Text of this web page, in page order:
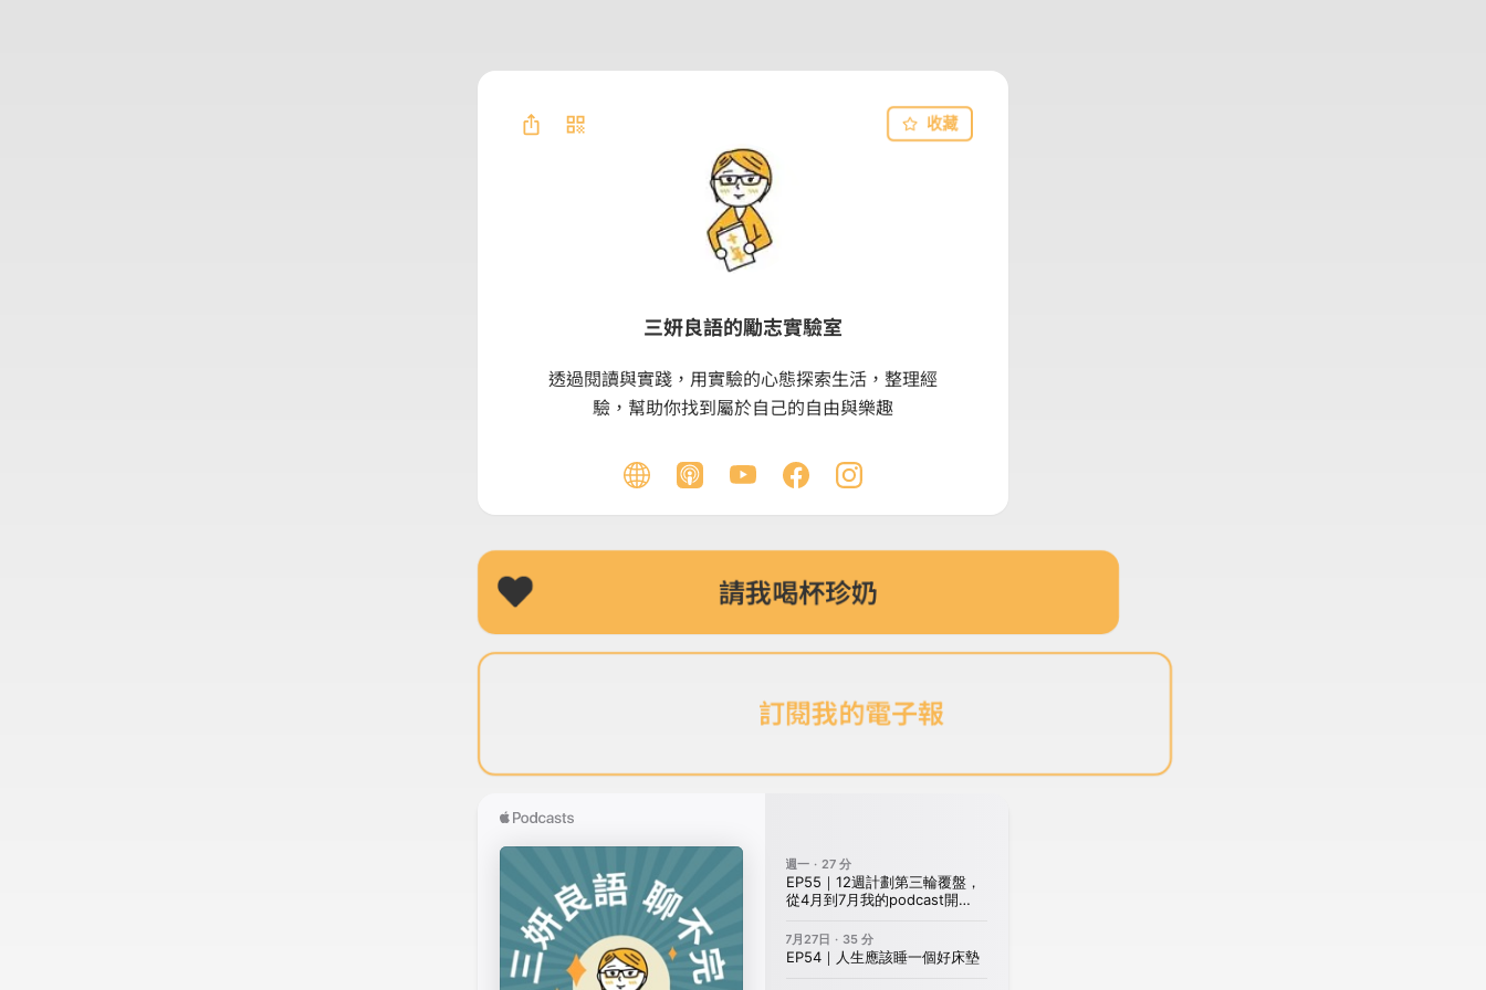
三妍良語的勵志實驗室
透過閱讀與實踐，用實驗的心態探索生活，整理經
收藏
請我喝杯珍奶
訂閱我的電子報